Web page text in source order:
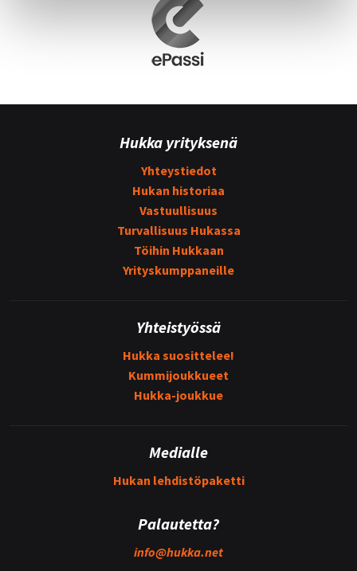
Hukka yrityksenä
Yhteystiedot
Hukan historiaa
Vastuullisuus
Turvallisuus Hukassa
Töihin Hukkaan
Yrityskumppaneille
Yhteistyössä
Hukka suosittelee!
Kummijoukkueet
Hukka-joukkue
Medialle
Hukan lehdistöpaketti
Palautetta?
info@hukka.net